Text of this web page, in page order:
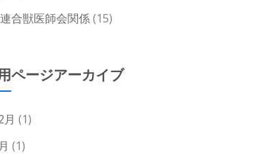
合獣医師会関係(15)
ページアーカイブ
(1)
(1)